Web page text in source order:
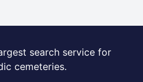
search service for
cemeteries.